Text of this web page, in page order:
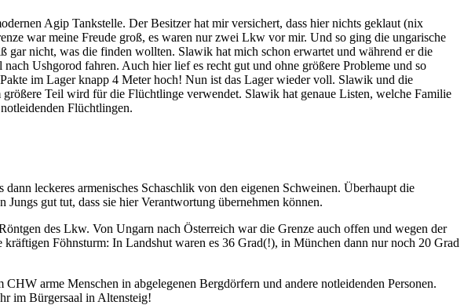
Agip Tankstelle. Der Besitzer hat mir versichert, dass hier nichts geklaut (nix
war meine Freude groß, es waren nur zwei Lkw vor mir. Und so ging die ungarische
gar nicht, was die finden wollten. Slawik hat mich schon erwartet und während er die
Ushgorod fahren. Auch hier lief es recht gut und ohne größere Probleme und so
im Lager knapp 4 Meter hoch! Nun ist das Lager wieder voll. Slawik und die
Teil wird für die Flüchtlinge verwendet. Slawik hat genaue Listen, welche Familie
Flüchtlingen.
leckeres armenisches Schaschlik von den eigenen Schweinen. Überhaupt die
gut tut, dass sie hier Verantwortung übernehmen können.
des Lkw. Von Ungarn nach Österreich war die Grenze auch offen und wegen der
Föhnsturm: In Landshut waren es 36 Grad(!), in München dann nur noch 20 Grad
arme Menschen in abgelegenen Bergdörfern und andere notleidenden Personen.
im Bürgersaal in Altensteig!